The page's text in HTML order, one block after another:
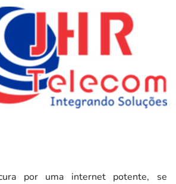
por uma internet potente, se